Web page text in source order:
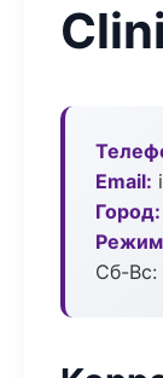
Email:
Город:
Сб-Вс: